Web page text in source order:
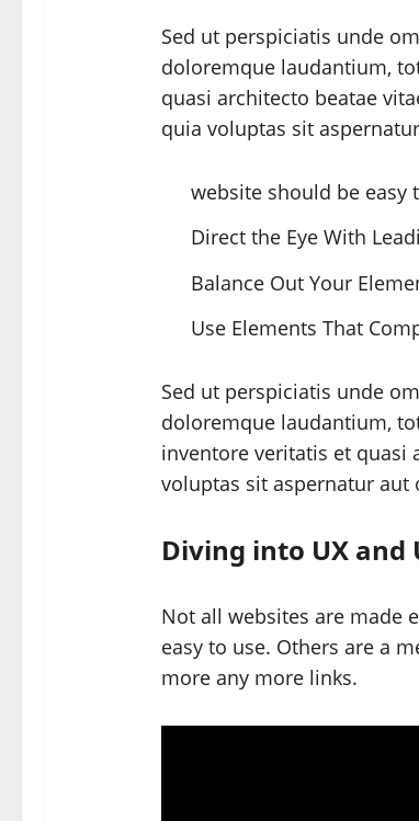
Sed ut perspiciatis unde
doloremque laudantium,
quasi architecto beatae
quia voluptas sit
website should be easy
Direct the Eye With
Balance Out Your
Use Elements That
Sed ut perspiciatis unde
doloremque laudantium,
inventore veritatis et quasi
voluptas sit aspernatur
Diving into UX and
Not all websites are made
easy to use. Others are a
more any more links.